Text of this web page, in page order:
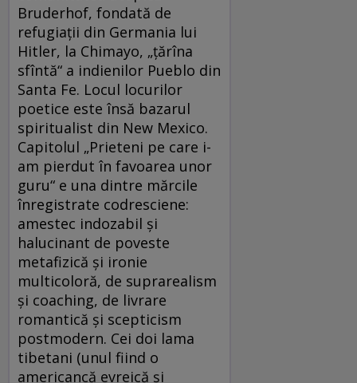
Bruderhof, fondată de
refugiaţii din Germania lui
Hitler, la Chimayo, „ţărîna
sfîntă“ a indienilor Pueblo din
Santa Fe. Locul locurilor
poetice este însă bazarul
spiritualist din New Mexico.
Capitolul „Prieteni pe care i-
am pierdut în favoarea unor
guru“ e una dintre mărcile
înregistrate codresciene:
amestec indozabil şi
halucinant de poveste
metafizică şi ironie
multicoloră, de suprarealism
şi coaching, de livrare
romantică şi scepticism
postmodern. Cei doi lama
tibetani (unul fiind o
americancă evreică şi